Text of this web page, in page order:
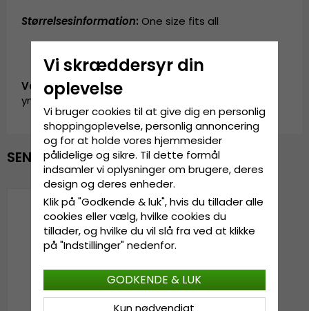
Størrelsesinformation: One size fits all
Vare-ID:
yngfei-buff-deep-brown
SENAST VISTE
Vi skræddersyr din
oplevelse
Vi bruger cookies til at give dig en personlig
shoppingoplevelse, personlig annoncering
og for at holde vores hjemmesider
pålidelige og sikre. Til dette formål
indsamler vi oplysninger om brugere, deres
design og deres enheder.
Klik på "Godkende & luk", hvis du tillader alle
cookies eller vælg, hvilke cookies du
tillader, og hvilke du vil slå fra ved at klikke
på "Indstillinger" nedenfor.
Kun nødvendigt
GODKENDE & LUK